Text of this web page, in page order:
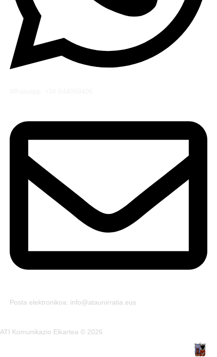
Posta elektronikoa: info@ataunirratia.eus
ATI Komunikazio Elkartea © 2026